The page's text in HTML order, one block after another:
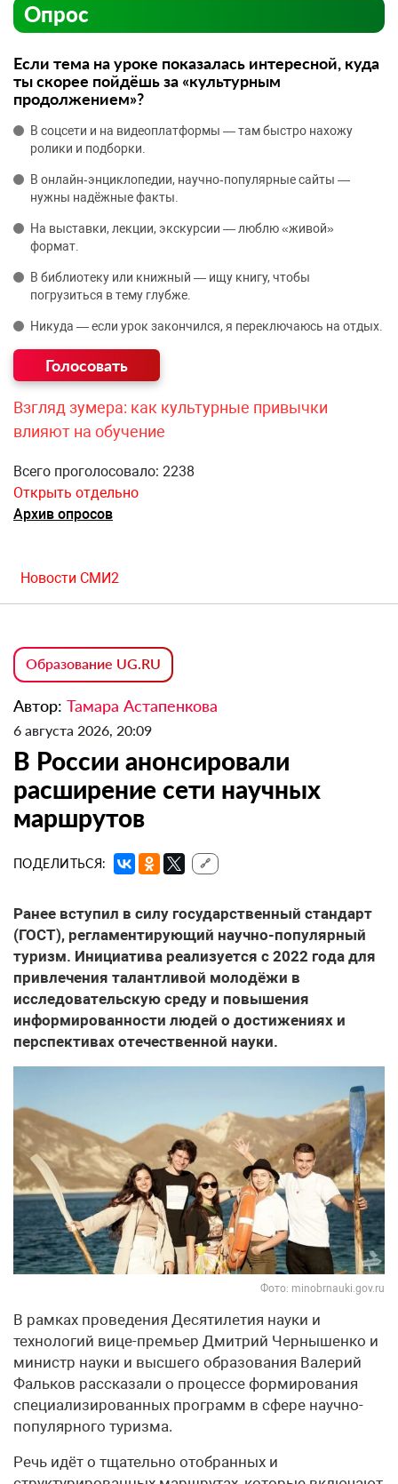
Опрос
Если тема на уроке показалась интересной, куда
ты скорее пойдёшь за «культурным
продолжением»?
В соцсети и на видеоплатформы — там быстро нахожу
ролики и подборки.
В онлайн‑энциклопедии, научно‑популярные сайты —
нужны надёжные факты.
На выставки, лекции, экскурсии — люблю «живой»
формат.
В библиотеку или книжный — ищу книгу, чтобы
погрузиться в тему глубже.
Никуда — если урок закончился, я переключаюсь на отдых.
Взгляд зумера: как культурные привычки
влияют на обучение
Всего проголосовало: 2238
Открыть отдельно
Архив опросов
Новости СМИ2
Образование UG.RU
Автор: Тамара Астапенкова
6 августа 2026, 20:09
В России анонсировали
расширение сети научных
маршрутов
ПОДЕЛИТЬСЯ: 🔗
Ранее вступил в силу государственный стандарт
(ГОСТ), регламентирующий научно-популярный
туризм. Инициатива реализуется с 2022 года для
привлечения талантливой молодёжи в
исследовательскую среду и повышения
информированности людей о достижениях и
перспективах отечественной науки.
Фото: minobrnauki.gov.ru
В рамках проведения Десятилетия науки и
технологий вице-премьер Дмитрий Чернышенко и
министр науки и высшего образования Валерий
Фальков рассказали о процессе формирования
специализированных программ в сфере научно-
популярного туризма.
Речь идёт о тщательно отобранных и